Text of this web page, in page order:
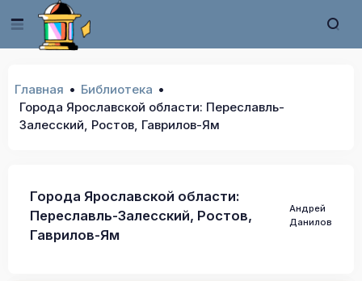
Главная
Библиотека
Города Ярославской области: Переславль-
Залесский, Ростов, Гаврилов-Ям
Города Ярославской области:
Переславль-Залесский, Ростов,
Гаврилов-Ям
Андрей
Данилов